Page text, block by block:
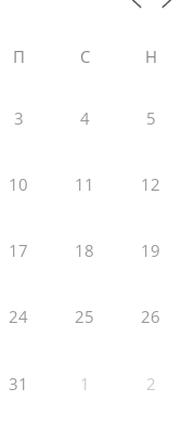
П С Н
3 4 5
10 11 12
17 18 19
24 25 26
31 1 2